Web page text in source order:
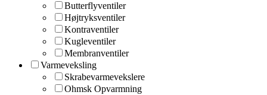
Butterflyventiler
Højtryksventiler
Kontraventiler
Kugleventiler
Membranventiler
Varmeveksling
Skrabevarmevekslere
Ohmsk Opvarmning